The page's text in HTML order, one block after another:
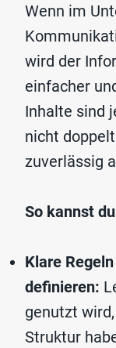
Wenn im
wird der
einfacher
Inhalte sind
nicht
zuverlässig
So kannst
Klare
definieren:
genutzt
Struktur